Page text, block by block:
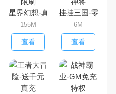
打真充
星界幻想-真充无限刷
155M
查看
挂挂三国-零氪全
6M
查看